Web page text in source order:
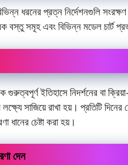
ধরনের প্রত্ন নির্দেশনগুলি
বস্তু সমূহ এবং বিভিন্ন মডেল চার্ট
ইতিহাসে নিদর্শনের বা
সাজিয়ে রাখা হয়। প্রতিটি দিনের
ধানের চেষ্টা করা হয়।
দেন